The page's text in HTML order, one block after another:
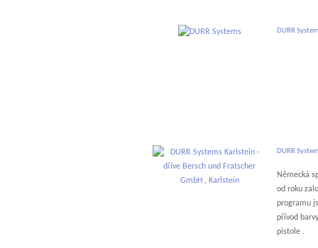
DURR
DURR
Německá
od roku
programu
přívod
pistole .